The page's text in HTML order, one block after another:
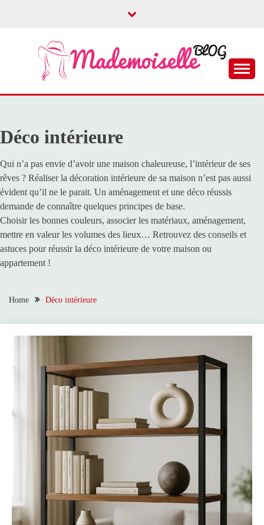
MADEMOISELLE
Déco intérieure
Qui n’a pas envie d’avoir une maison chaleureuse, l’intérieur de ses
rêves ? Réaliser la décoration intérieure de sa maison n’est pas aussi
évident qu’il ne le parait. Un aménagement et une déco réussis
demande de connaître quelques principes de base.
Choisir les bonnes couleurs, associer les matériaux, aménagement,
mettre en valeur les volumes des lieux… Retrouvez des conseils et
astuces pour réussir la déco intérieure de votre maison ou
appartement !
Home Déco intérieure